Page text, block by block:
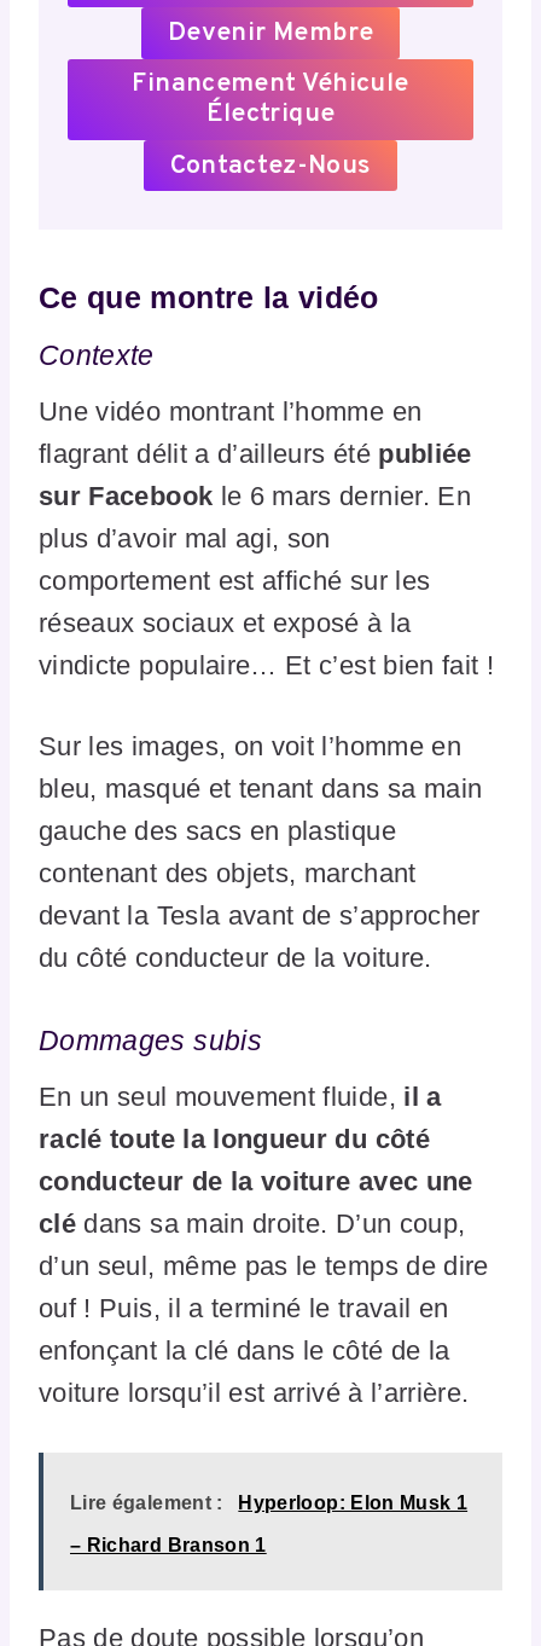
Devenir Membre
Financement Véhicule
Électrique
Contactez-Nous
Ce que montre la vidéo
Contexte
Une vidéo montrant l’homme en
flagrant délit a d’ailleurs étépubliée
sur Facebook le 6 mars dernier. En
plus d’avoir mal agi, son
comportement est affiché sur les
réseaux sociaux et exposé à la
vindicte populaire… Et c’est bien fait !
Sur les images, on voit l’homme en
bleu, masqué et tenant dans sa main
gauche des sacs en plastique
contenant des objets, marchant
devant la Tesla avant de s’approcher
du côté conducteur de la voiture.
Dommages subis
En un seul mouvement fluide, il a
raclé toute la longueur du côté
conducteur de la voiture avec une
clé dans sa main droite. D’un coup,
d’un seul, même pas le temps de dire
ouf ! Puis, il a terminé le travail en
enfonçant la clé dans le côté de la
voiture lorsqu’il est arrivé à l’arrière.
Lire également : Hyperloop: Elon Musk 1
– Richard Branson 1
Pas de doute possible lorsqu’on